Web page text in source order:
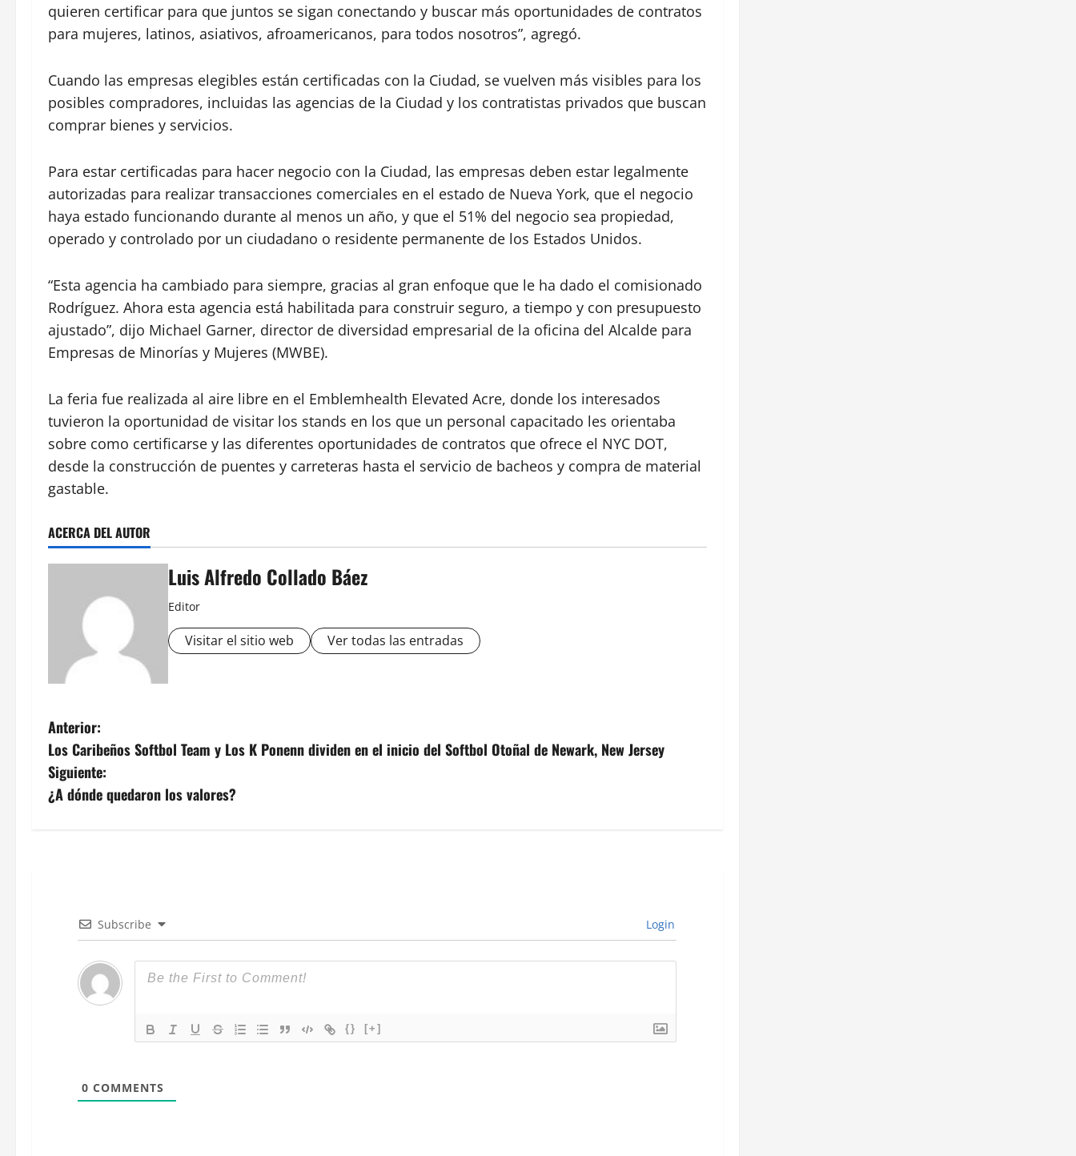
quieren certificar para que juntos se sigan conectando y buscar más oportunidades de contratos
para mujeres, latinos, asiativos, afroamericanos, para todos nosotros”, agregó.
Cuando las empresas elegibles están certificadas con la Ciudad, se vuelven más visibles para los
posibles compradores, incluidas las agencias de la Ciudad y los contratistas privados que buscan
comprar bienes y servicios.
Para estar certificadas para hacer negocio con la Ciudad, las empresas deben estar legalmente
autorizadas para realizar transacciones comerciales en el estado de Nueva York, que el negocio
haya estado funcionando durante al menos un año, y que el 51% del negocio sea propiedad,
operado y controlado por un ciudadano o residente permanente de los Estados Unidos.
“Esta agencia ha cambiado para siempre, gracias al gran enfoque que le ha dado el comisionado
Rodríguez. Ahora esta agencia está habilitada para construir seguro, a tiempo y con presupuesto
ajustado”, dijo Michael Garner, director de diversidad empresarial de la oficina del Alcalde para
Empresas de Minorías y Mujeres (MWBE).
La feria fue realizada al aire libre en el Emblemhealth Elevated Acre, donde los interesados
tuvieron la oportunidad de visitar los stands en los que un personal capacitado les orientaba
sobre como certificarse y las diferentes oportunidades de contratos que ofrece el NYC DOT,
desde la construcción de puentes y carreteras hasta el servicio de bacheos y compra de material
gastable.
ACERCA DEL AUTOR
Luis Alfredo Collado Báez
Editor
Visitar el sitio web Ver todas las entradas
N
a
v
Anterior:
Los Caribeños Softbol Team y Los K Ponenn dividen en el inicio del Softbol Otoñal de Newark, New Jersey
Siguiente:
¿A dónde quedaron los valores?
Subscribe Login
{} [+]
0 COMMENTS